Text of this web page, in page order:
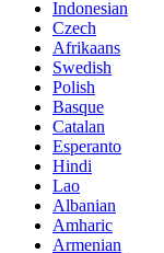
Indonesian
Czech
Afrikaans
Swedish
Polish
Basque
Catalan
Esperanto
Hindi
Lao
Albanian
Amharic
Armenian